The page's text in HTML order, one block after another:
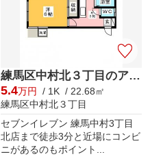
練馬区中村北３丁目のアパート
5.4万円 / 1K / 22.68㎡
練馬区中村北３丁目
セブンイレブン 練馬中村3丁目
北店まで徒歩3分と近場にコンビ
ニがあるのもポイント...